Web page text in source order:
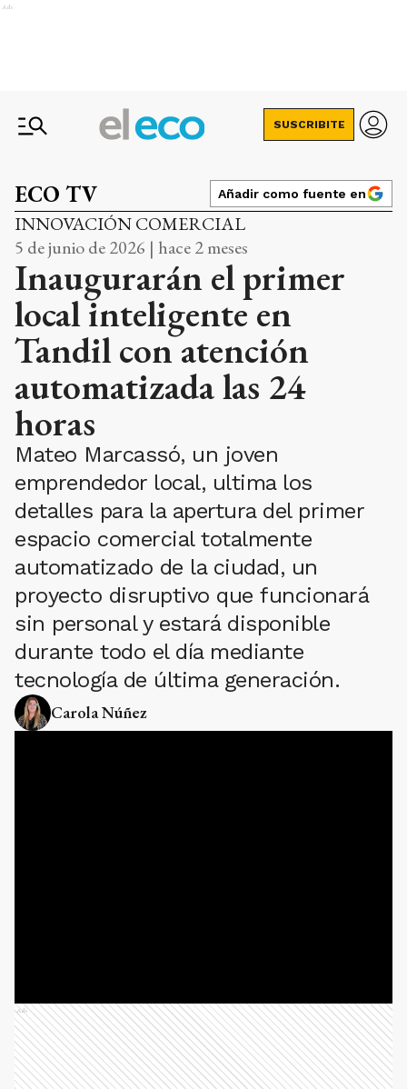
Ads
SUSCRIBITE
ECO TV Añadir como fuente en
INNOVACIÓN COMERCIAL
5 de junio de 2026 | hace 2 meses
Inaugurarán el primer
local inteligente en
Tandil con atención
automatizada las 24
horas
Mateo Marcassó, un joven
emprendedor local, ultima los
detalles para la apertura del primer
espacio comercial totalmente
automatizado de la ciudad, un
proyecto disruptivo que funcionará
sin personal y estará disponible
durante todo el día mediante
tecnología de última generación.
Carola Núñez
Ads